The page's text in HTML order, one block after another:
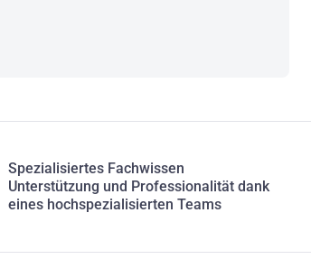
Spezialisiertes Fachwissen
Unterstützung und Professionalität dank
eines hochspezialisierten Teams